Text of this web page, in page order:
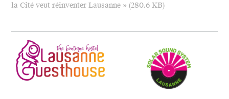
la Cité veut réinventer Lausanne » (280.6 KB)